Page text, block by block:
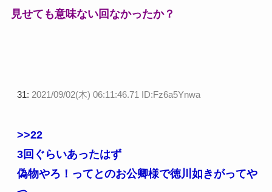
見せても意味ない回なかったか？
31: 2021/09/02(木) 06:11:46.71 ID:Fz6a5Ynwa
>>22
3回ぐらいあったはず
偽物やろ！ってとのお公卿様で徳川如きがってや